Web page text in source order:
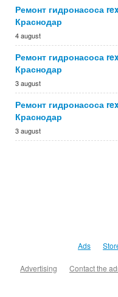
Ремонт гидронасоса
Краснодар
4 august
Ремонт гидронасоса
Краснодар
3 august
Ремонт гидронасоса
Краснодар
3 august
Ads
Advertising Contact the